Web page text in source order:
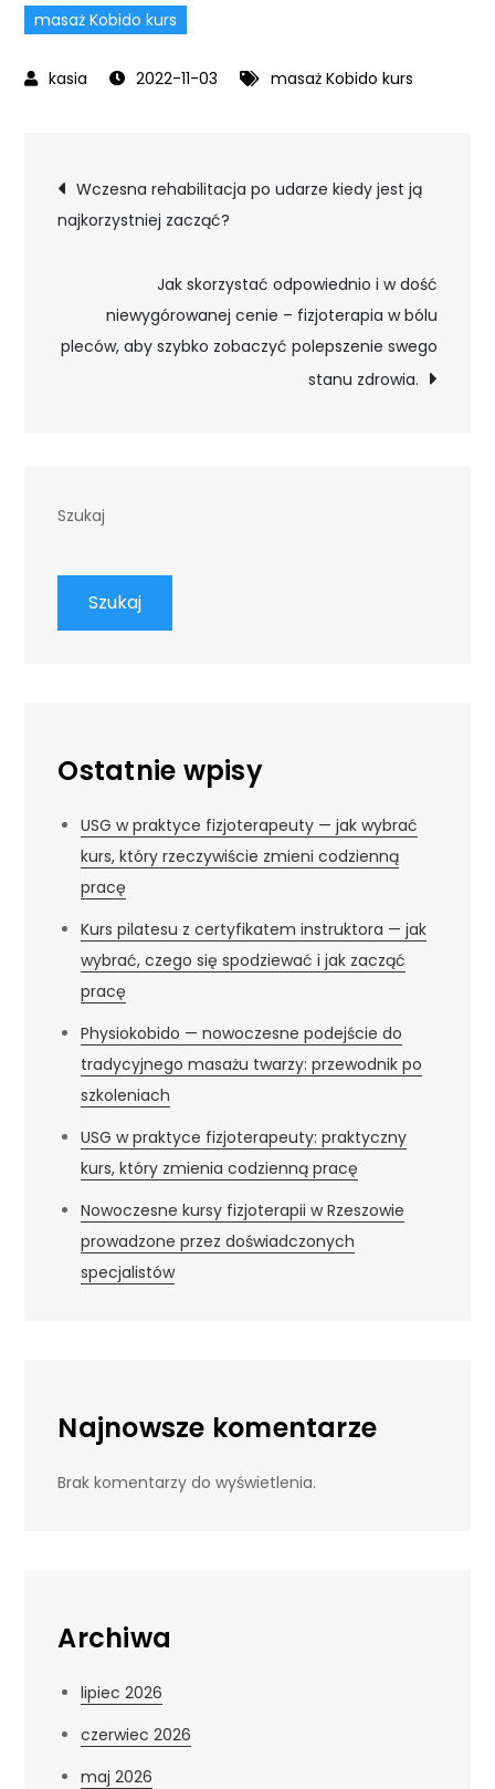
masaż Kobido kurs
2022-11-03 masaż Kobido kurs
Nawigacja
wpisu
Wczesna rehabilitacja po udarze kiedy jest ją
najkorzystniej zacząć?
Jak skorzystać odpowiednio i w dość
niewygórowanej cenie – fizjoterapia w bólu
pleców, aby szybko zobaczyć polepszenie swego
stanu zdrowia.
Szukaj
Szukaj
Ostatnie wpisy
USG w praktyce fizjoterapeuty — jak wybrać
kurs, który rzeczywiście zmieni codzienną
pracę
Kurs pilatesu z certyfikatem instruktora — jak
wybrać, czego się spodziewać i jak zacząć
pracę
Physiokobido — nowoczesne podejście do
tradycyjnego masażu twarzy: przewodnik po
szkoleniach
USG w praktyce fizjoterapeuty: praktyczny
kurs, który zmienia codzienną pracę
Nowoczesne kursy fizjoterapii w Rzeszowie
prowadzone przez doświadczonych
specjalistów
Najnowsze komentarze
Brak komentarzy do wyświetlenia.
Archiwa
lipiec 2026
czerwiec 2026
maj 2026